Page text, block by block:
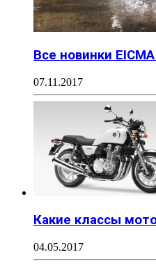
Все новинки
07.11.2017
Какие классы
04.05.2017